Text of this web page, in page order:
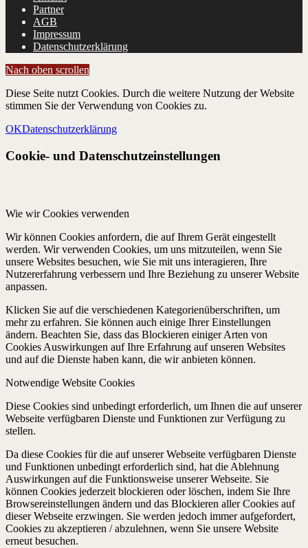
Partner
AGB
Impressum
Datenschutzerklärung
Nach oben scrollen
Diese Seite nutzt Cookies. Durch die weitere Nutzung der Website
stimmen Sie der Verwendung von Cookies zu.
OKDatenschutzerklärung
Cookie- und Datenschutzeinstellungen
Wie wir Cookies verwenden
Wir können Cookies anfordern, die auf Ihrem Gerät eingestellt
werden. Wir verwenden Cookies, um uns mitzuteilen, wenn Sie
unsere Websites besuchen, wie Sie mit uns interagieren, Ihre
Nutzererfahrung verbessern und Ihre Beziehung zu unserer Website
anpassen.
Klicken Sie auf die verschiedenen Kategorienüberschriften, um
mehr zu erfahren. Sie können auch einige Ihrer Einstellungen
ändern. Beachten Sie, dass das Blockieren einiger Arten von
Cookies Auswirkungen auf Ihre Erfahrung auf unseren Websites
und auf die Dienste haben kann, die wir anbieten können.
Notwendige Website Cookies
Diese Cookies sind unbedingt erforderlich, um Ihnen die auf unserer
Webseite verfügbaren Dienste und Funktionen zur Verfügung zu
stellen.
Da diese Cookies für die auf unserer Webseite verfügbaren Dienste
und Funktionen unbedingt erforderlich sind, hat die Ablehnung
Auswirkungen auf die Funktionsweise unserer Webseite. Sie
können Cookies jederzeit blockieren oder löschen, indem Sie Ihre
Browsereinstellungen ändern und das Blockieren aller Cookies auf
dieser Webseite erzwingen. Sie werden jedoch immer aufgefordert,
Cookies zu akzeptieren / abzulehnen, wenn Sie unsere Website
erneut besuchen.